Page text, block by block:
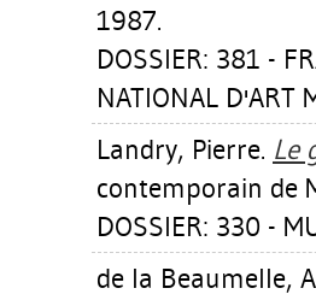
1987.
DOSSIER: 381 -
NATIONAL D'ART
Landry, Pierre. Le
contemporain de
DOSSIER: 330 -
de la Beaumelle,